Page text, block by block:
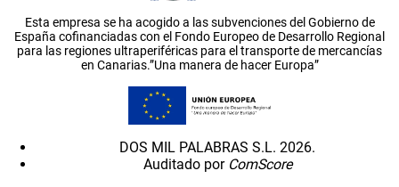
Esta empresa se ha acogido a las subvenciones del Gobierno de
España cofinanciadas con el Fondo Europeo de Desarrollo Regional
para las regiones ultraperiféricas para el transporte de mercancías
en Canarias.”Una manera de hacer Europa”
DOS MIL PALABRAS S.L. 2026.
Auditado por ComScore